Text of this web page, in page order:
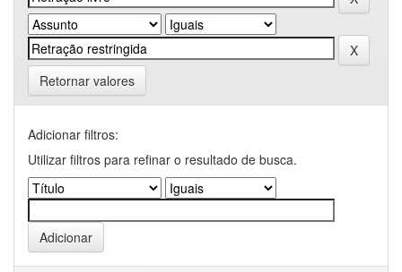
Retornar valores
Adicionar filtros:
Utilizar filtros para refinar o resultado de busca.